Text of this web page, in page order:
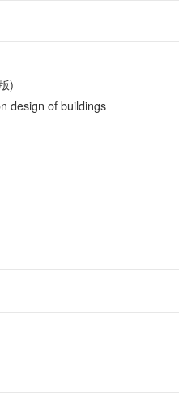
)
design of buildings